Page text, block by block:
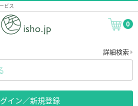
ビス
0
詳細検索
イン／新規登録